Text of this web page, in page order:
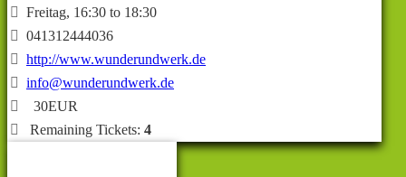
 Freitag, 16:30 to 18:30
 041312444036
 http://www.wunderundwerk.de
 info@wunderundwerk.de

30EUR

Remaining Tickets: 4